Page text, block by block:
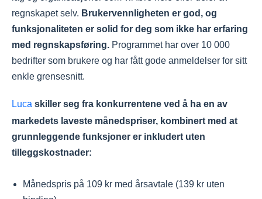
regnskapet selv. Brukervennligheten er god, og
funksjonaliteten er solid for deg som ikke har erfaring
med regnskapsføring. Programmet har over 10 000
bedrifter som brukere og har fått gode anmeldelser for sitt
enkle grensesnitt.
Luca skiller seg fra konkurrentene ved å ha en av
markedets laveste månedspriser, kombinert med at
grunnleggende funksjoner er inkludert uten
tilleggskostnader:
Månedspris på 109 kr med årsavtale (139 kr uten